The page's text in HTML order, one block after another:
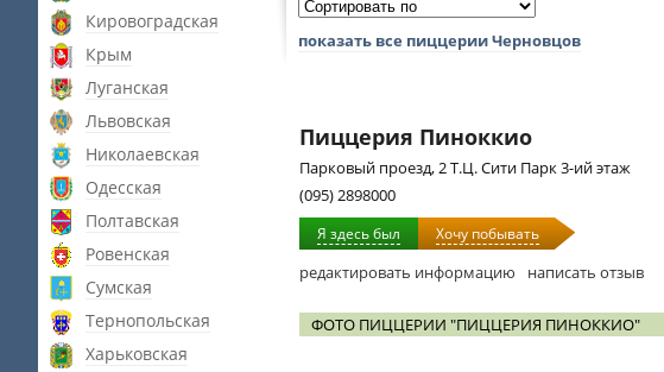
Кировоградская
Крым
Луганская
Львовская
Николаевская
Одесская
Полтавская
Ровенская
Сумская
Тернопольская
Харьковская
показать все пиццерии Черновцов
Пиццерия Пиноккио
Парковый проезд, 2 Т.Ц. Сити Парк 3-ий этаж
(095) 2898000
Я здесь был Хочу побывать
редактировать информацию написать отзыв
ФОТО ПИЦЦЕРИИ "ПИЦЦЕРИЯ ПИНОККИО"